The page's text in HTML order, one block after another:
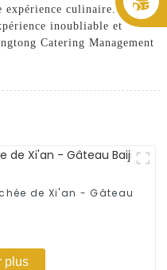
expérience culinaire. Offrez-
inoubliable et
Catering Management
de Xi'an - Gâteau
plus